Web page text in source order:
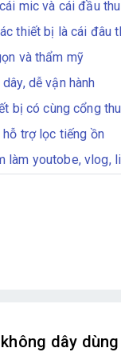
mic và cái đầu
thiết bị là cái đâu
và thẩm mỹ
dễ vận hành
bị có cùng cổng thu
trợ lọc tiếng ồn
làm youtobe, vlog,
dây